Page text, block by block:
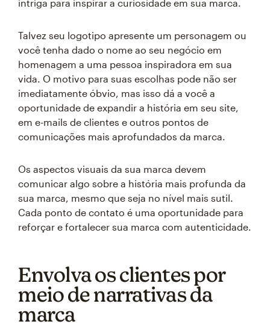
intriga para inspirar a curiosidade em sua marca.
Talvez seu logotipo apresente um personagem ou
você tenha dado o nome ao seu negócio em
homenagem a uma pessoa inspiradora em sua
vida. O motivo para suas escolhas pode não ser
imediatamente óbvio, mas isso dá a você a
oportunidade de expandir a história em seu site,
em e-mails de clientes e outros pontos de
comunicações mais aprofundados da marca.
Os aspectos visuais da sua marca devem
comunicar algo sobre a história mais profunda da
sua marca, mesmo que seja no nível mais sutil.
Cada ponto de contato é uma oportunidade para
reforçar e fortalecer sua marca com autenticidade.
Envolva os clientes por
meio de narrativas da
marca